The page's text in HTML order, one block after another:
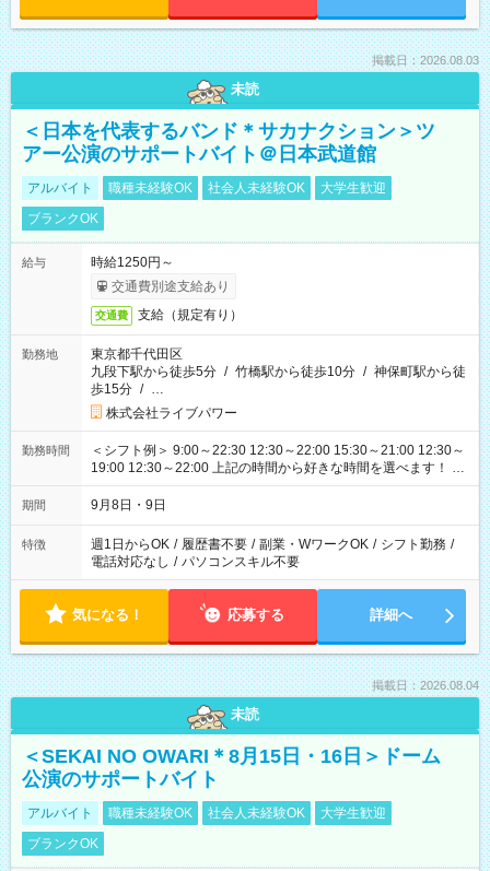
掲載日：2026.08.03
未読
＜日本を代表するバンド＊サカナクション＞ツ
アー公演のサポートバイト＠日本武道館
アルバイト 職種未経験OK 社会人未経験OK
大学生歓迎
ブランクOK
給与
時給1250円～
交通費別途支給あり
交通費 支給（規定有り）
勤務地
東京都千代田区
九段下駅から徒歩5分 / 竹橋駅から徒歩10分 / 神保町駅から徒
歩15分 / …
株式会社ライブパワー
勤務時間
＜シフト例＞ 9:00～22:30 12:30～22:00 15:30～21:00 12:30～
19:00 12:30～22:00 上記の時間から好きな時間を選べます！ ※
時間は変更となる可能性があります
期間 9月8日・9日
特徴 週1日からOK / 履歴書不要 / 副業・WワークOK / シフト勤務 /
電話対応なし / パソコンスキル不要
気になる！ 応募する 詳細へ
掲載日：2026.08.04
未読
＜SEKAI NO OWARI＊8月15日・16日＞ドーム
公演のサポートバイト
アルバイト 職種未経験OK 社会人未経験OK
大学生歓迎
ブランクOK